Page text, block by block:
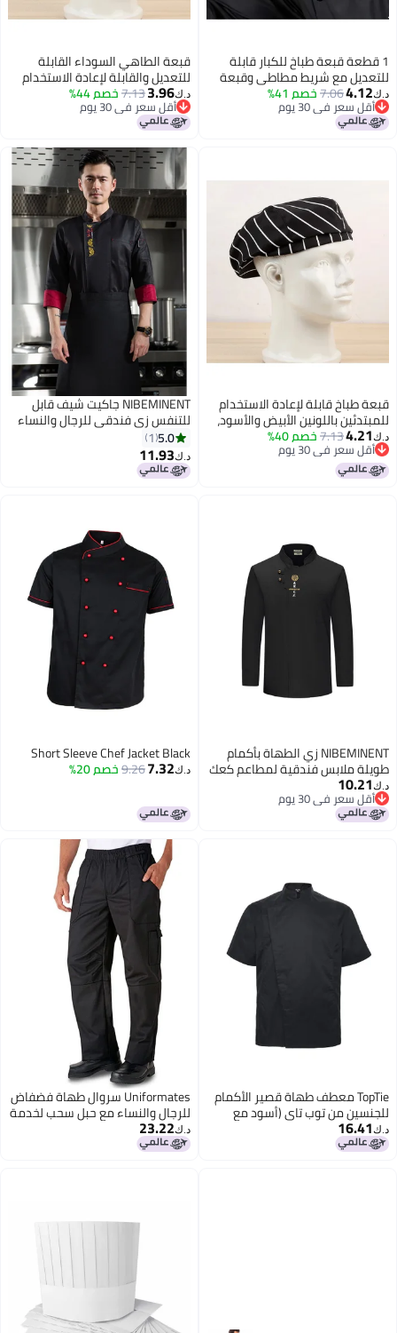
1 قطعة قبعة طباخ للكبار قابلة
للتعديل مع شريط مطاطي وقبعة
مطبخ مع شبكة علوية قابلة
للتنفس
د.ك‏4.12
7.06خصم 41%
أقل سعر في 30 يوم
أقل سعر في 30 يوم
قبعة الطاهي السوداء القابلة
للتعديل والقابلة لإعادة الاستخدام
للمطابخ الاحترافية
د.ك‏3.96
7.13خصم 44%
أقل سعر في 30 يوم
أقل سعر في 30 يوم
قبعة طباخ قابلة لإعادة الاستخدام
للمبتدئين باللونين الأبيض والأسود،
مع شريط مرن قابل للتعديل
للاستخدام المهني في المطبخ
د.ك‏4.21
7.13خصم 40%
أقل سعر في 30 يوم
أقل سعر في 30 يوم
NIBEMINENT جاكيت شيف قابل
للتنفس زي فندقي للرجال والنساء
ملابس مطعم مطبخ طباخ زي موحد
قميص شيف
5.0
1
د.ك‏11.93
NIBEMINENT زي الطهاة بأكمام
طويلة ملابس فندقية لمطاعم كعك
ومقاصف ومطبخ خلفي للعمل
د.ك‏10.21
أقل سعر في 30 يوم
أقل سعر في 30 يوم
Short Sleeve Chef Jacket Black
د.ك‏7.32
9.26خصم 20%
TopTie معطف طهاة قصير الأكمام
للجنسين من توب تاي (أسود مع
شبكة، L)
د.ك‏16.41
Uniformates سروال طهاة فضفاض
للرجال والنساء مع حبل سحب لخدمة
الطعام، الخبازين والمحترفين في
د.ك‏23.22